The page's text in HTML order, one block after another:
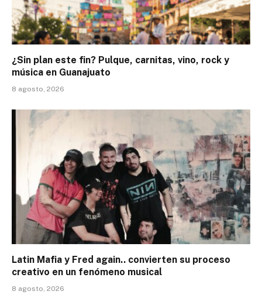
¿Sin plan este fin? Pulque, carnitas, vino, rock y
música en Guanajuato
8 agosto, 2026
Latin Mafia y Fred again.. convierten su proceso
creativo en un fenómeno musical
8 agosto, 2026